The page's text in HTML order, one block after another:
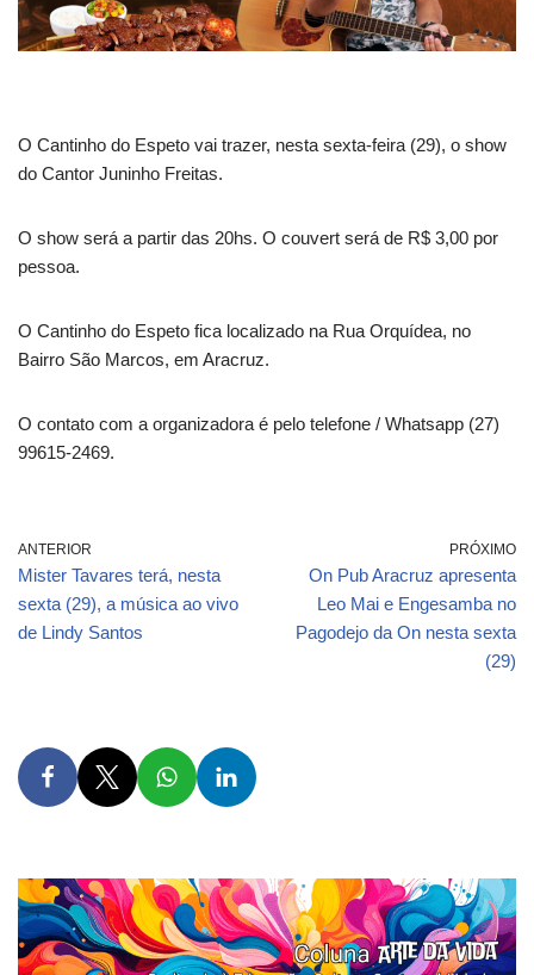
O Cantinho do Espeto vai trazer, nesta sexta-feira (29), o show
do Cantor Juninho Freitas.
O show será a partir das 20hs. O couvert será de R$ 3,00 por
pessoa.
O Cantinho do Espeto fica localizado na Rua Orquídea, no
Bairro São Marcos, em Aracruz.
O contato com a organizadora é pelo telefone / Whatsapp (27)
99615-2469.
ANTERIOR
Mister Tavares terá, nesta
sexta (29), a música ao vivo
de Lindy Santos
PRÓXIMO
On Pub Aracruz apresenta
Leo Mai e Engesamba no
Pagodejo da On nesta sexta
(29)